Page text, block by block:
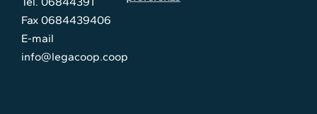
Fax 0684439406
E-mail
info@legacoop.coop